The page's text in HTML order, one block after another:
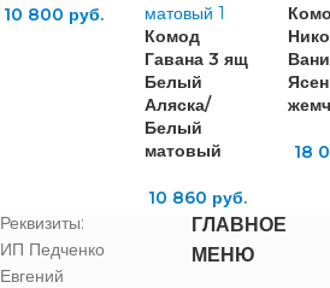
10 800 руб.
Комод
Гавана 3 ящ
Белый
Аляска/
Белый
матовый
10 860 руб.
18
Реквизиты:
ИП Педченко
Евгений
ГЛАВНОЕ
МЕНЮ